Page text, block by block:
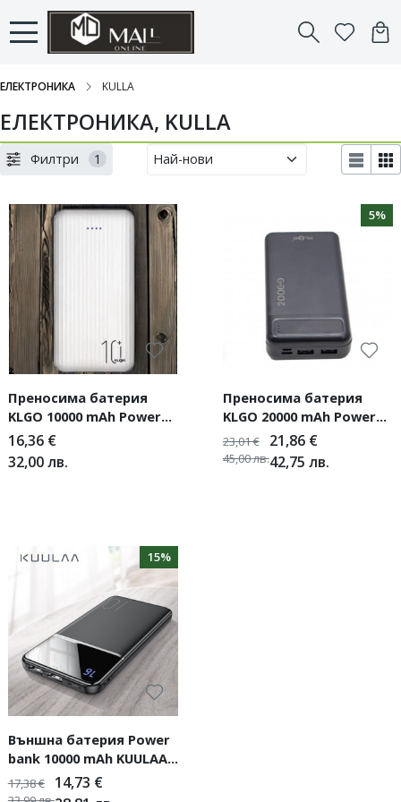
ЕЛЕКТРОНИКА KULLA
ЕЛЕКТРОНИКА, KULLA
Филтри 1
Преносима батерия
KLGO 10000 mAh Power
Bank KP-56
16,36 €
32,00лв.
5%
Преносима батерия
KLGO 20000 mAh Power
Bank KP-21
21,86 €
42,75 лв.
23,01€
45,00лв.
15%
Външна батерия Power
bank 10000 mAh KUULAA -
Ултра тънка
14,73 €
17,38€